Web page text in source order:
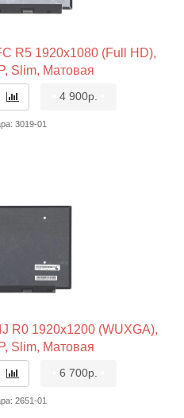
R5 1920x1080 (Full HD),
Slim, Матовая
4 900р.
3019-01
R0 1920x1200 (WUXGA),
Slim, Матовая
6 700р.
2651-01